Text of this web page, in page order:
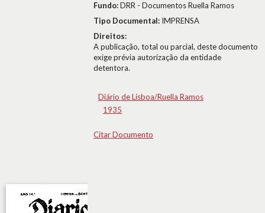
Fundo:DRR - Documentos Ruella Ramos
Tipo Documental: IMPRENSA
Direitos:
A publicação, total ou parcial, deste documento
exige prévia autorização da entidade
detentora.
Diário de Lisboa/Ruella Ramos
1935
Citar Documento